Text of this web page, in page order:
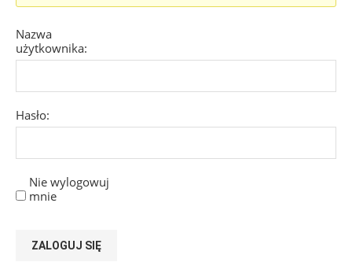
Nazwa
użytkownika:
Hasło:
Nie wylogowuj
mnie
ZALOGUJ SIĘ